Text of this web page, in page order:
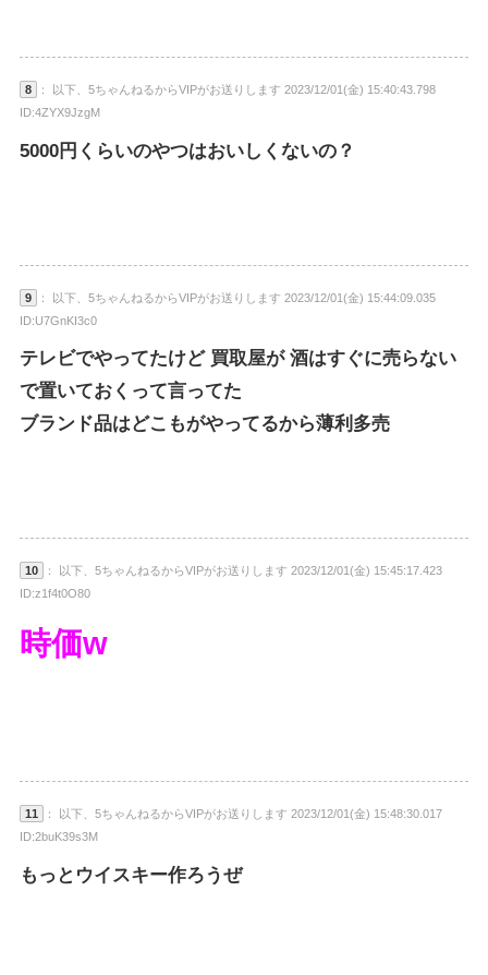
8
： 以下、5ちゃんねるからVIPがお送りします 2023/12/01(金) 15:40:43.798
ID:4ZYX9JzgM
5000円くらいのやつはおいしくないの？
9
： 以下、5ちゃんねるからVIPがお送りします 2023/12/01(金) 15:44:09.035
ID:U7GnKI3c0
テレビでやってたけど 買取屋が 酒はすぐに売らない
で置いておくって言ってた
ブランド品はどこもがやってるから薄利多売
10
： 以下、5ちゃんねるからVIPがお送りします 2023/12/01(金) 15:45:17.423
ID:z1f4t0O80
時価w
11
： 以下、5ちゃんねるからVIPがお送りします 2023/12/01(金) 15:48:30.017
ID:2buK39s3M
もっとウイスキー作ろうぜ